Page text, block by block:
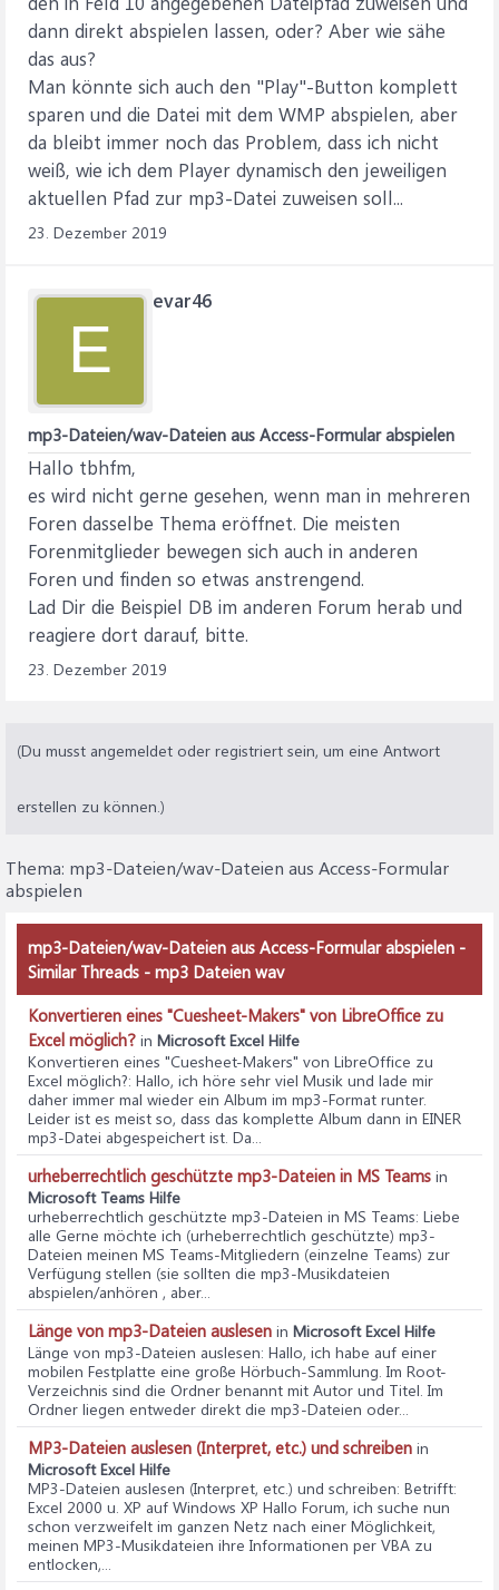
dann direkt abspielen lassen, oder? Aber wie sähe
das aus?
Man könnte sich auch den "Play"-Button komplett
sparen und die Datei mit dem WMP abspielen, aber
da bleibt immer noch das Problem, dass ich nicht
weiß, wie ich dem Player dynamisch den jeweiligen
aktuellen Pfad zur mp3-Datei zuweisen soll...
23. Dezember 2019
E
evar46
mp3-Dateien/wav-Dateien aus Access-Formular abspielen
Hallo tbhfm,
es wird nicht gerne gesehen, wenn man in mehreren
Foren dasselbe Thema eröffnet. Die meisten
Forenmitglieder bewegen sich auch in anderen
Foren und finden so etwas anstrengend.
Lad Dir die Beispiel DB im anderen Forum herab und
reagiere dort darauf, bitte.
23. Dezember 2019
(Du musst angemeldet oder registriert sein, um eine Antwort
erstellen zu können.)
Thema: mp3-Dateien/wav-Dateien aus Access-Formular
abspielen
mp3-Dateien/wav-Dateien aus Access-Formular abspielen -
Similar Threads - mp3 Dateien wav
Konvertieren eines "Cuesheet-Makers" von LibreOffice zu
Excel möglich? in Microsoft Excel Hilfe
Konvertieren eines "Cuesheet-Makers" von LibreOffice zu
Excel möglich?: Hallo, ich höre sehr viel Musik und lade mir
daher immer mal wieder ein Album im mp3-Format runter.
Leider ist es meist so, dass das komplette Album dann in EINER
mp3-Datei abgespeichert ist. Da...
urheberrechtlich geschützte mp3-Dateien in MS Teams in
Microsoft Teams Hilfe
urheberrechtlich geschützte mp3-Dateien in MS Teams: Liebe
alle Gerne möchte ich (urheberrechtlich geschützte) mp3-
Dateien meinen MS Teams-Mitgliedern (einzelne Teams) zur
Verfügung stellen (sie sollten die mp3-Musikdateien
abspielen/anhören , aber...
Länge von mp3-Dateien auslesen in Microsoft Excel Hilfe
Länge von mp3-Dateien auslesen: Hallo, ich habe auf einer
mobilen Festplatte eine große Hörbuch-Sammlung. Im Root-
Verzeichnis sind die Ordner benannt mit Autor und Titel. Im
Ordner liegen entweder direkt die mp3-Dateien oder...
MP3-Dateien auslesen (Interpret, etc.) und schreiben in
Microsoft Excel Hilfe
MP3-Dateien auslesen (Interpret, etc.) und schreiben: Betrifft:
Excel 2000 u. XP auf Windows XP Hallo Forum, ich suche nun
schon verzweifelt im ganzen Netz nach einer Möglichkeit,
meinen MP3-Musikdateien ihre Informationen per VBA zu
entlocken,...